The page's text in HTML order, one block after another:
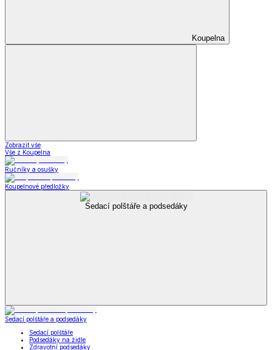
Koupelna
Zobrazit vše
Vše z Koupelna
Ručníky a osušky
Koupelnové předložky
Sedací polštáře a podsedáky
Sedací polštáře a podsedáky
Sedací polštáře
Podsedáky na židle
Zdravotní podsedáky